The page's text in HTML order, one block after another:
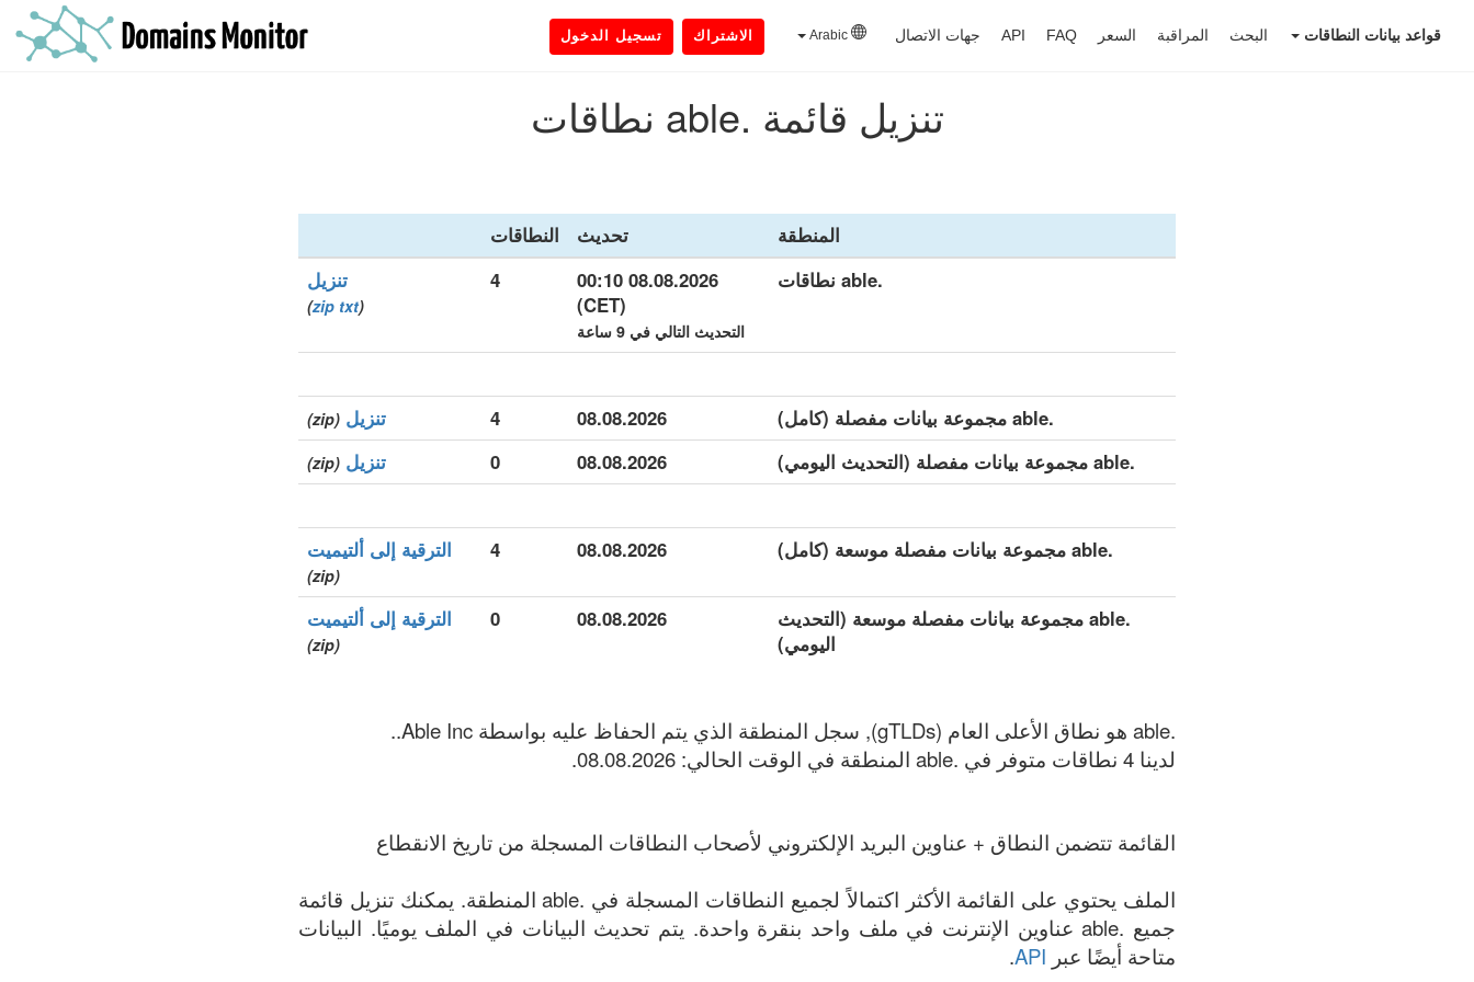
قواعد بيانات النطاقات البحث المراقبة السعر FAQ
API جهات الاتصال الاشتراك تسجيل الدخول
تنزيل قائمة .able نطاقات
المنطقة تحديث
النطاقات
.able نطاقات
08.08.2026 00:10
(CET)
التحديث التالي في 9 ساعة
4 تنزيل
(
zip txt
)
.able مجموعة بيانات مفصلة (كامل) 08.08.2026
4 تنزيل (zip)
.able مجموعة بيانات مفصلة (التحديث اليومي) 08.08.2026
0 تنزيل (zip)
.able مجموعة بيانات مفصلة موسعة (كامل) 08.08.2026
4 الترقية إلى ألتيميت
(zip)
.able مجموعة بيانات مفصلة موسعة (التحديث
اليومي)
08.08.2026
0 الترقية إلى ألتيميت
(zip)
.able هو نطاق الأعلى العام (gTLDs), سجل المنطقة الذي يتم الحفاظ عليه بواسطة Able Inc..
لدينا 4 نطاقات متوفر في .able المنطقة في الوقت الحالي: 08.08.2026.
القائمة تتضمن النطاق + عناوين البريد الإلكتروني لأصحاب النطاقات المسجلة من تاريخ الانقطاع
الملف يحتوي على القائمة الأكثر اكتمالاً لجميع النطاقات المسجلة في .able المنطقة. يمكنك تنزيل قائمة
جميع .able عناوين الإنترنت في ملف واحد بنقرة واحدة. يتم تحديث البيانات في الملف يوميًا. البيانات
متاحة أيضًا عبر API
.